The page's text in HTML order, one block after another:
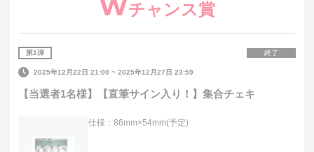
Wチャンス賞
第1弾 終了
2025年12月22日 21:00 ~2025年12月27日 23:59
【当選者1名様】【直筆サイン入り！】集合チェキ
仕様：86mm×54mm(予定)